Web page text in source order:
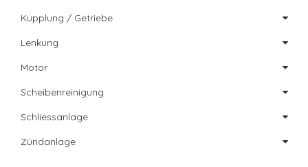
Kupplung / Getriebe
Lenkung
Motor
Scheibenreinigung
Schliessanlage
Zündanlage